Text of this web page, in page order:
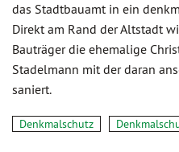
das Stadtbauamt in ein
Direkt am Rand der Altstadt
Bauträger die ehemalige
Stadelmann mit der daran
saniert.
Denkmalschutz